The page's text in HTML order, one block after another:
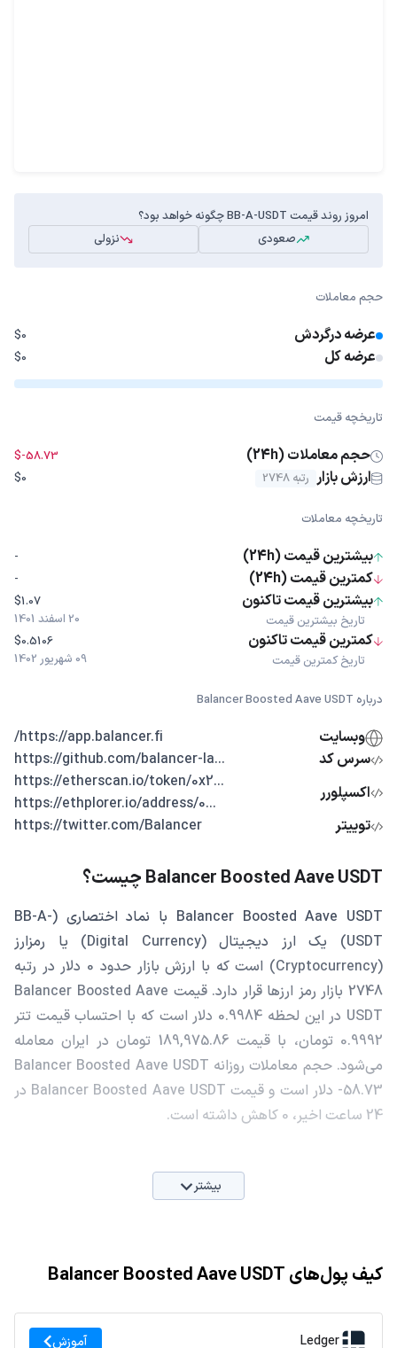
امروز روند قیمت BB-A-USDT چگونه خواهد بود؟
صعودی
نزولی
حجم معاملات
عرضه درگردش $0
عرضه کل $0
تاریخچه قیمت
حجم معاملات (24h) $-58.73
ارزش بازار رتبه 2748 $0
تاریخچه معاملات
بیشترین قیمت (24h) -
کمترین قیمت (24h) -
بیشترین قیمت تاکنون
تاریخ بیشترین قیمت
$1.07
20 اسفند 1401
کمترین قیمت تاکنون
تاریخ کمترین قیمت
$0.5106
09 شهریور 1402
درباره Balancer Boosted Aave USDT
وبسایت
https://app.balancer.fi/
سرس کد
...https://github.com/balancer-la
اکسپلورر
...https://etherscan.io/token/0x2
...https://ethplorer.io/address/0
توییتر
https://twitter.com/Balancer
Balancer Boosted Aave USDT چیست؟
Balancer Boosted Aave USDT با نماد اختصاری (BB-A-
USDT) یک ارز دیجیتال (Digital Currency) یا رمزارز
(Cryptocurrency) است که با ارزش بازار حدود 0 دلار در رتبه
2748 بازار رمز ارزها قرار دارد. قیمت Balancer Boosted Aave
USDT در این لحظه 0.9984 دلار است که با احتساب قیمت تتر
0.9992 تومان، با قیمت 189,975.86 تومان در ایران معامله
می‌شود. حجم معاملات روزانه Balancer Boosted Aave USDT
-58.73 دلار است و قیمت Balancer Boosted Aave USDT در
24 ساعت اخیر، 0 کاهش داشته است.
بیشتر
کیف پول‌های Balancer Boosted Aave USDT
Ledger آموزش